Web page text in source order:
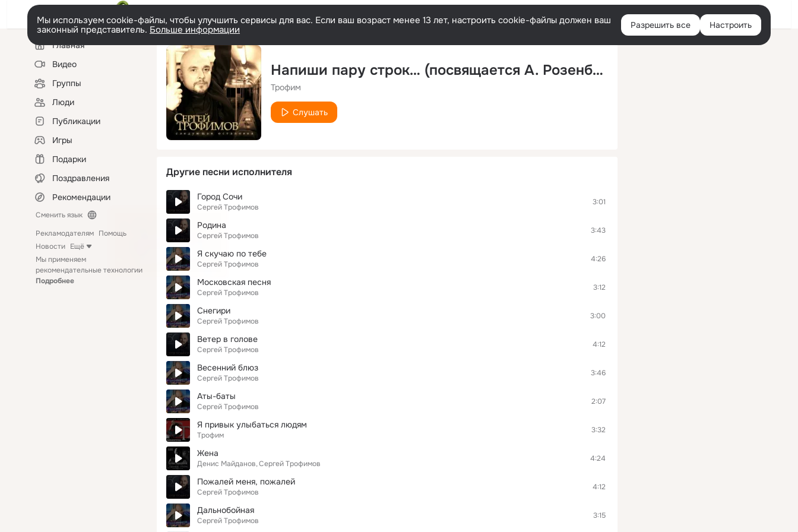
Войти
Мы используем cookie-файлы, чтобы улучшить сервисы для вас. Если ваш возраст менее 13 лет, настроить cookie-файлы должен ваш
законный представитель. Больше информации Разрешить все Настроить
Левая
колонкаГлавная
Видео
Группы
Люди
Публикации
Игры
Подарки
Поздравления
Рекомендации
Сменить язык
Рекламодателям Помощь
Новости Ещё
Мы применяем
рекомендательные технологии
Подробнее
Напиши пару строк… (посвящается А. Розенбауму)
Трофим
Слушать
Другие песни исполнителя
Город Сочи
Сергей Трофимов
3:01
Родина
Сергей Трофимов
3:43
Я скучаю по тебе
Сергей Трофимов
4:26
Московская песня
Сергей Трофимов
3:12
Снегири
Сергей Трофимов
3:00
Ветер в голове
Сергей Трофимов
4:12
Весенний блюз
Сергей Трофимов
3:46
Аты-баты
Сергей Трофимов
2:07
Я привык улыбаться людям
Трофим
3:32
Жена
Денис Майданов Сергей Трофимов
4:24
Пожалей меня, пожалей
Сергей Трофимов
4:12
Дальнобойная
Сергей Трофимов
3:15